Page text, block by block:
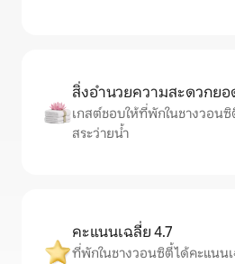
สิ่งอำนวยความสะดวกย
เกสต์ชอบให้ที่พักในชางวอน
สระว่ายน้ำ
คะแนนเฉลี่ย 4.7
ที่พักในชางวอนซิตี้ได้คะแนนเ